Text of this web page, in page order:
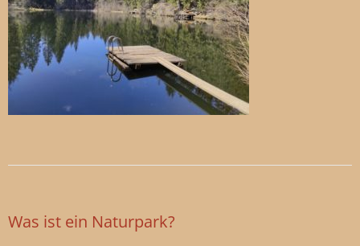
Was ist ein Naturpark?